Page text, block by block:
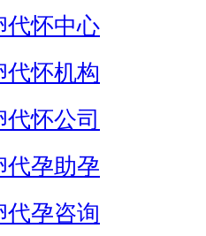
代怀中心
代怀机构
怀公司
代孕助孕
代孕咨询